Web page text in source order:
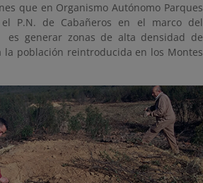
que en Organismo Autónomo Parques
P.N. de Cabañeros en el marco del
es generar zonas de alta densidad de
la población reintroducida en los Montes